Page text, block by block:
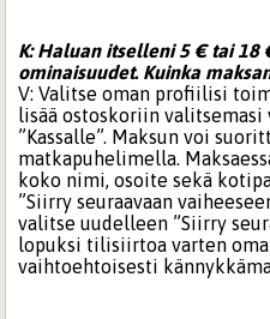
K: Haluan itselleni 5 € tai 18
ominaisuudet. Kuinka
V: Valitse oman profiilisi
lisää ostoskoriin valitsemasi
”Kassalle”. Maksun voi
matkapuhelimella.
koko nimi, osoite sekä
”Siirry seuraavaan
valitse uudelleen ”Siirry
lopuksi tilisiirtoa varten
vaihtoehtoisesti